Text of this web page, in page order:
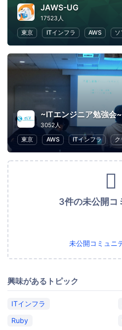
JAWS-UG
17523人
東京
ITインフラ AWS
3052人
東京
AWS ITインフラ ク
3件の未公開コ
未公開コミュニ
興味があるトピック
ITインフラ
Ruby